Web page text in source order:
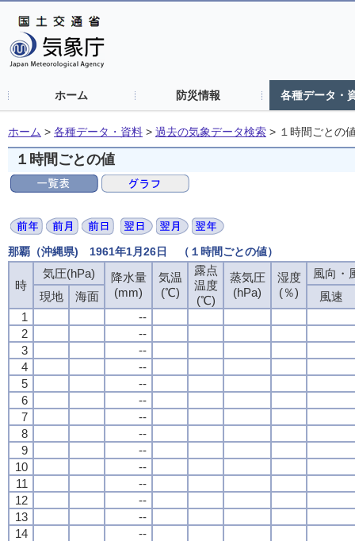
ホーム 防災情報 各種データ・
ホーム > 各種データ・資料 > 過去の気象データ検索 > １時間ごとの
１時間ごとの値
那覇（沖縄県) 1961年1月26日 （１時間ごとの値）
時
気圧(hPa)
降水量
(mm)
気温
(℃)
露点
温度
(℃)
蒸気圧
(hPa)
湿度
(％)
風向・
現地
海面
風速
1
--
2
--
3
--
4
--
5
--
6
--
7
--
8
--
9
--
10
--
11
--
12
--
13
--
14
--
時
気圧(hPa)
降水量
(mm)
気温
(℃)
露点
温度
(℃)
蒸気圧
(hPa)
湿度
(％)
風向・
現地
海面
風速
1
--
2
--
3
--
4
--
5
--
6
--
7
--
8
--
9
--
10
--
11
--
12
--
13
--
14
--
時
気圧(hPa)
降水量
(mm)
気温
(℃)
露点
温度
(℃)
蒸気圧
(hPa)
湿度
(％)
風向・
現地
海面
風速
1
--
2
--
3
--
4
--
5
--
6
--
7
--
8
--
9
--
10
--
11
--
12
--
13
--
14
--
時
気圧(hPa)
降水量
(mm)
気温
(℃)
露点
温度
(℃)
蒸気圧
(hPa)
湿度
(％)
風向・
現地
海面
風速
1
--
2
--
3
--
4
--
5
--
6
--
7
--
8
--
9
--
10
--
11
--
12
--
13
--
14
--